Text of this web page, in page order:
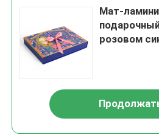
Мат-
розовом